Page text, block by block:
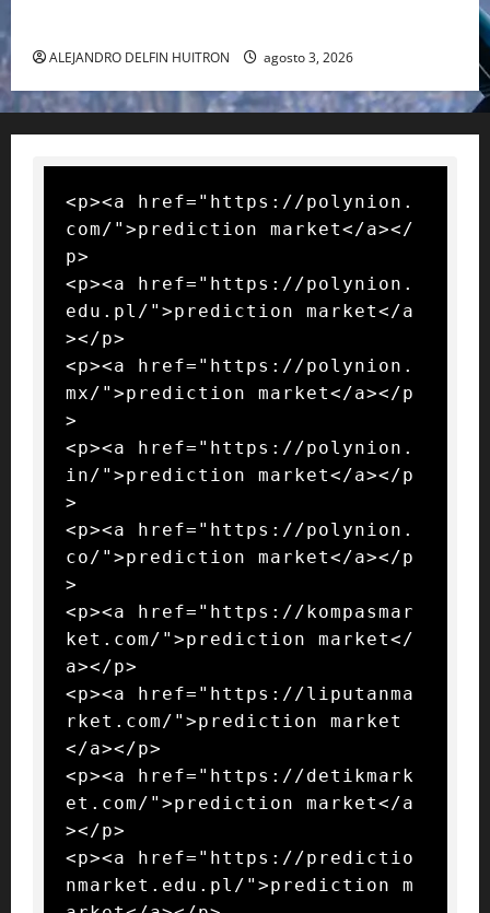
ALEJANDRO DELFIN HUITRON agosto 3, 2026
<p><a href="https://polynion.
com/">prediction market</a></
p>
<p><a href="https://polynion.
edu.pl/">prediction market</a
></p>
<p><a href="https://polynion.
mx/">prediction market</a></p
>
<p><a href="https://polynion.
in/">prediction market</a></p
>
<p><a href="https://polynion.
co/">prediction market</a></p
>
<p><a href="https://kompasmar
ket.com/">prediction market</
a></p>
<p><a href="https://liputanma
rket.com/">prediction market
</a></p>
<p><a href="https://detikmark
et.com/">prediction market</a
></p>
<p><a href="https://predictio
nmarket.edu.pl/">prediction m